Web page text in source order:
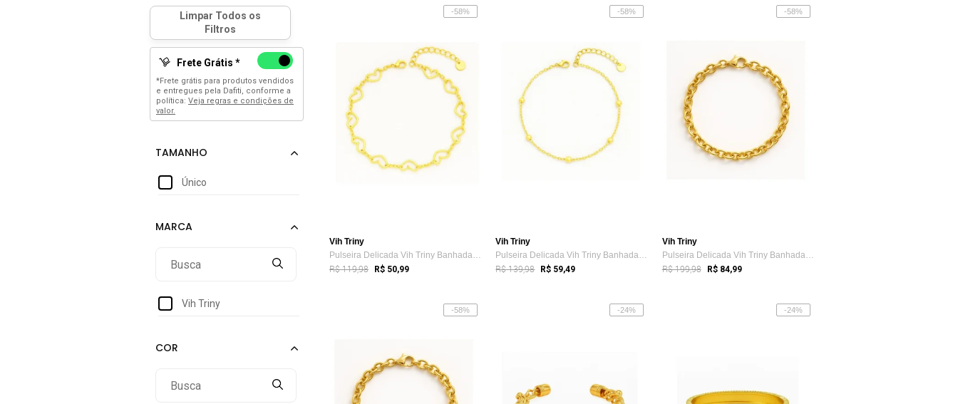
Frete Grátis *
*Frete grátis para produtos vendidos
e entregues pela Dafiti, conforme a
política: Veja regras e condições de
valor.
Único
Vih Triny
-58%
Vih Triny
Pulseira Delicada Vih Triny Banhada a ou...
R$ 119,98 R$ 50,99
-58%
Vih Triny
Pulseira Delicada Vih Triny Banhada a ou...
R$ 139,98 R$ 59,49
-58%
Vih Triny
Pulseira Delicada Vih Triny Banhada a ou...
R$ 199,98 R$ 84,99
-58% -24% -24%